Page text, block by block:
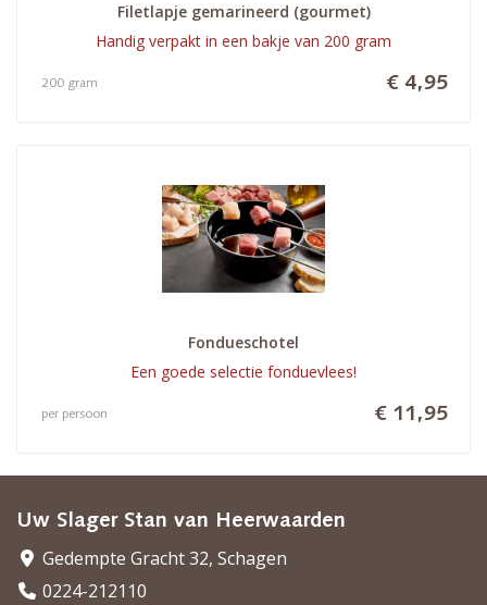
Filetlapje gemarineerd (gourmet)
Handig verpakt in een bakje van 200 gram
€ 4,95
200 gram
Fondueschotel
Een goede selectie fonduevlees!
€ 11,95
per persoon
Uw Slager Stan van Heerwaarden
Gedempte Gracht 32, Schagen
0224-212110